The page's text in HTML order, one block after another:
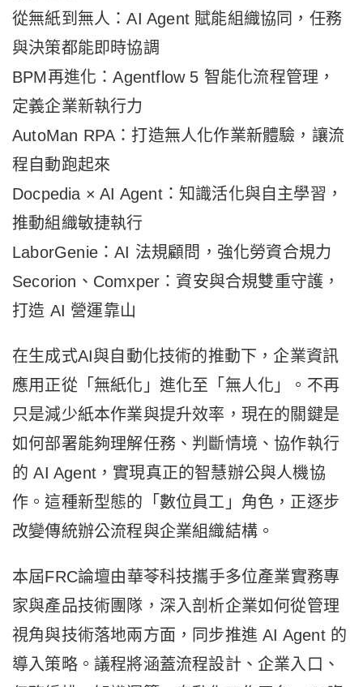
從無紙到無人：AI Agent 賦能組織協同，任務
與決策都能即時協調
BPM再進化：Agentflow 5 智能化流程管理，
定義企業新執行力
AutoMan RPA：打造無人化作業新體驗，讓流
程自動跑起來
Docpedia × AI Agent：知識活化與自主學習，
推動組織敏捷執行
LaborGenie：AI 法規顧問，強化勞資合規力
Secorion、Comxper：資安與合規雙重守護，
打造 AI 營運靠山
在生成式AI與自動化技術的推動下，企業資訊
應用正從「無紙化」進化至「無人化」。不再
只是減少紙本作業與提升效率，現在的關鍵是
如何部署能夠理解任務、判斷情境、協作執行
的 AI Agent，實現真正的智慧辦公與人機協
作。這種新型態的「數位員工」角色，正逐步
改變傳統辦公流程與企業組織結構。
本屆FRC論壇由華苓科技攜手多位產業實務專
家與產品技術團隊，深入剖析企業如何從管理
視角與技術落地兩方面，同步推進 AI Agent 的
導入策略。議程將涵蓋流程設計、企業入口、